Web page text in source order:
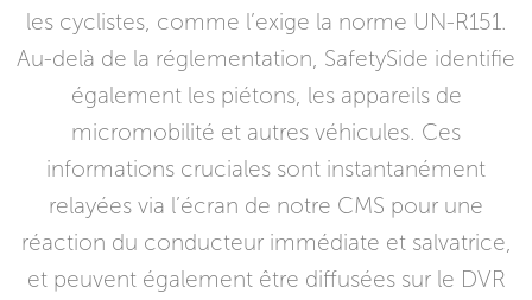
les cyclistes, comme l’exige la norme UN-R151.
Au-delà de la réglementation, SafetySide identifie
également les piétons, les appareils de
micromobilité et autres véhicules. Ces
informations cruciales sont instantanément
relayées via l’écran de notre CMS pour une
réaction du conducteur immédiate et salvatrice,
et peuvent également être diffusées sur le DVR